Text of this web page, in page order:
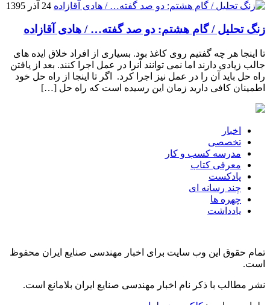
24 آذر 1395
زنگ تحلیل / گام هشتم: دو صد گفته… / هادی آقازاده
تا اینجا هر چه گفتیم روی کاغذ بود. بسیاری از افراد خلاق ایده های
جالب زیادی دارند اما نمی توانند آنرا در عمل اجرا کنند. بعد از یافتن
راه حل باید آن را در عمل نیز اجرا کرد. اگر تا اینجا از راه حل خود
اطمینان کافی دارید زمان این رسیده است که راه حل […]
اخبار
تخصصی
مدرسه کسب و کار
معرفی کتاب
پادکست
چند رسانه ای
چهره ها
یادداشت
تمام حقوق این وب سایت برای اخبار مهندسی صنایع ایران محفوظ
است.
نشر مطالب با ذکر نام اخبار مهندسی صنایع ایران بلامانع است.